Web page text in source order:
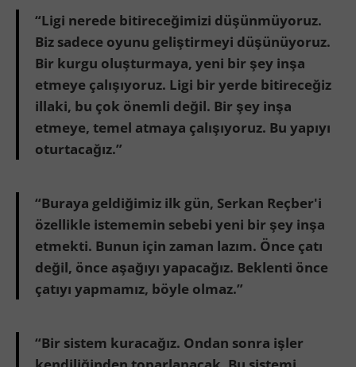
“Ligi nerede bitireceğimizi düşünmüyoruz.
Biz sadece oyunu geliştirmeyi düşünüyoruz.
Bir kurgu oluşturmaya, yeni bir şey inşa
etmeye çalışıyoruz. Ligi bir yerde bitireceğiz
illaki, bu çok önemli değil. Bir şey inşa
etmeye, temel atmaya çalışıyoruz. Bu yapıyı
oturtacağız.”
“Buraya geldiğimiz ilk gün, Serkan Reçber'i
özellikle istememin sebebi yeni bir şey inşa
etmekti. Bunun için zaman lazım. Önce çatı
değil, önce aşağıyı yapacağız. Beklenti önce
çatıyı yapmamız, böyle olmaz.”
“Bir sistem kuracağız. Ondan sonra işler